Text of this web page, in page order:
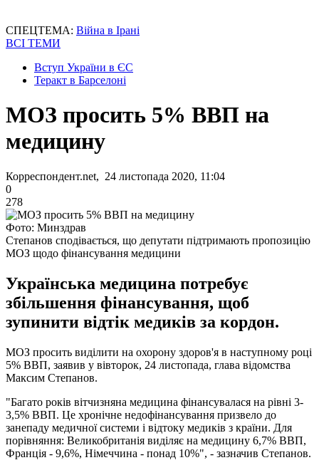
СПЕЦТЕМА: Війна в Ірані
ВСІ ТЕМИ
Вступ України в ЄС
Теракт в Барселоні
МОЗ просить 5% ВВП на
медицину
Корреспондент.net, 24 листопада 2020, 11:04
0
278
Фото: Минздрав
Степанов сподівається, що депутати підтримають пропозицію
МОЗ щодо фінансування медицини
Українська медицина потребує
збільшення фінансування, щоб
зупинити відтік медиків за кордон.
МОЗ просить виділити на охорону здоров'я в наступному році
5% ВВП, заявив у вівторок, 24 листопада, глава відомства
Максим Степанов.
"Багато років вітчизняна медицина фінансувалася на рівні 3-
3,5% ВВП. Це хронічне недофінансування призвело до
занепаду медичної системи і відтоку медиків з країни. Для
порівняння: Великобританія виділяє на медицину 6,7% ВВП,
Франція - 9,6%, Німеччина - понад 10%", - зазначив Степанов.